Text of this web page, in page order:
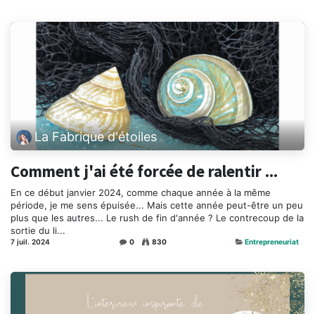
La Fabrique d'étoiles
Comment j'ai été forcée de ralentir ...
En ce début janvier 2024, comme chaque année à la même
période, je me sens épuisée... Mais cette année peut-être un peu
plus que les autres... Le rush de fin d'année ? Le contrecoup de la
sortie du li...
7 juil. 2024 0 830 Entrepreneuriat